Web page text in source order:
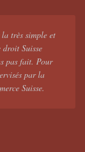
très simple et
Suisse
pas fait. Pour
par la
Suisse.